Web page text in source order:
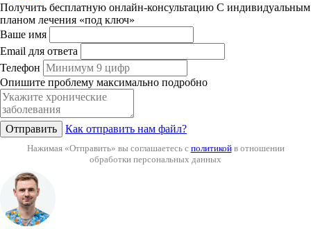
Получить бесплатную онлайн-консультацию С индивидуальным
планом лечения «под ключ»
Ваше имя
Email для ответа
Телефон
Опишите проблему максимально подробно
Отправить Как отправить нам файл?
Нажимая «Отправить» вы соглашаетесь с политикойв отношении
обработки персональных данных